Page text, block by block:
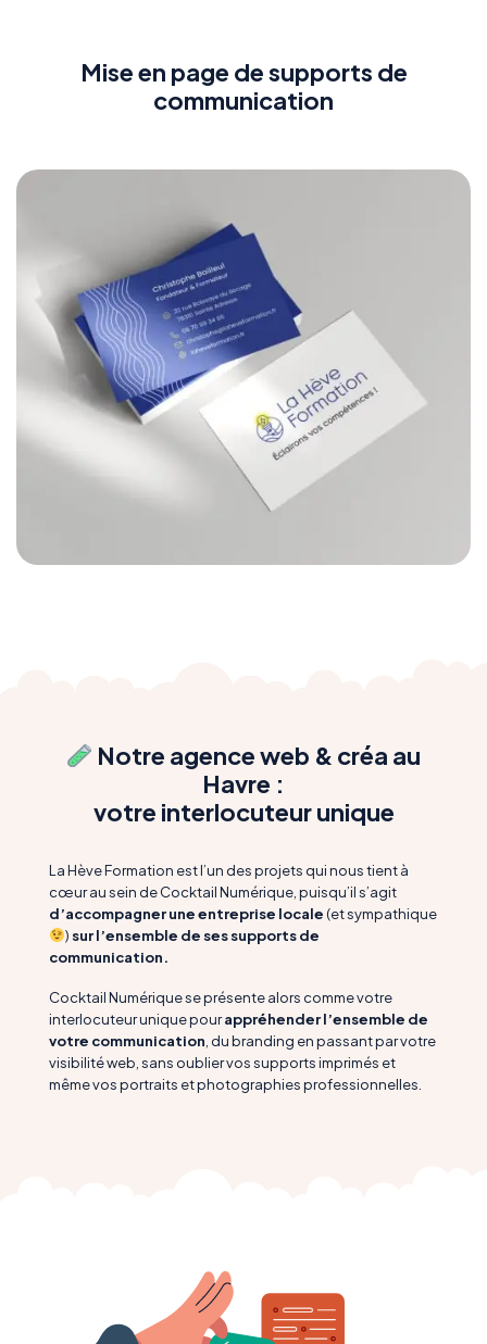
Mise en page de supports de
communication
Notre agence web & créa au
Havre :
votre interlocuteur unique
La Hève Formation est l’un des projets qui nous tient à
cœur au sein de Cocktail Numérique, puisqu’il s’agit
d’accompagner une entreprise locale (et sympathique
) sur l’ensemble de ses supports de
communication.
Cocktail Numérique se présente alors comme votre
interlocuteur unique pourappréhender l’ensemble de
votre communication , du branding en passant par votre
visibilité web, sans oublier vos supports imprimés et
même vos portraits et photographies professionnelles.